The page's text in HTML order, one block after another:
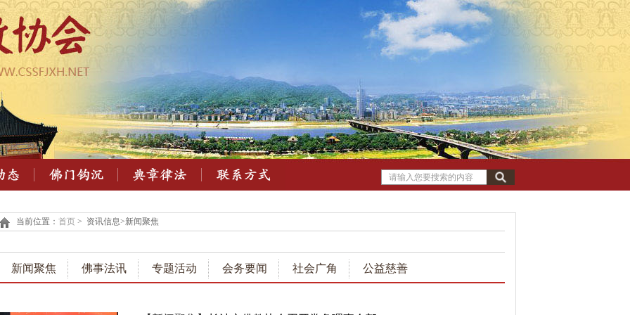
当前位置： 首页 > 资讯信息>新闻聚焦
新闻聚焦 佛事法讯 专题活动 会务要闻 社会广角 公益慈善